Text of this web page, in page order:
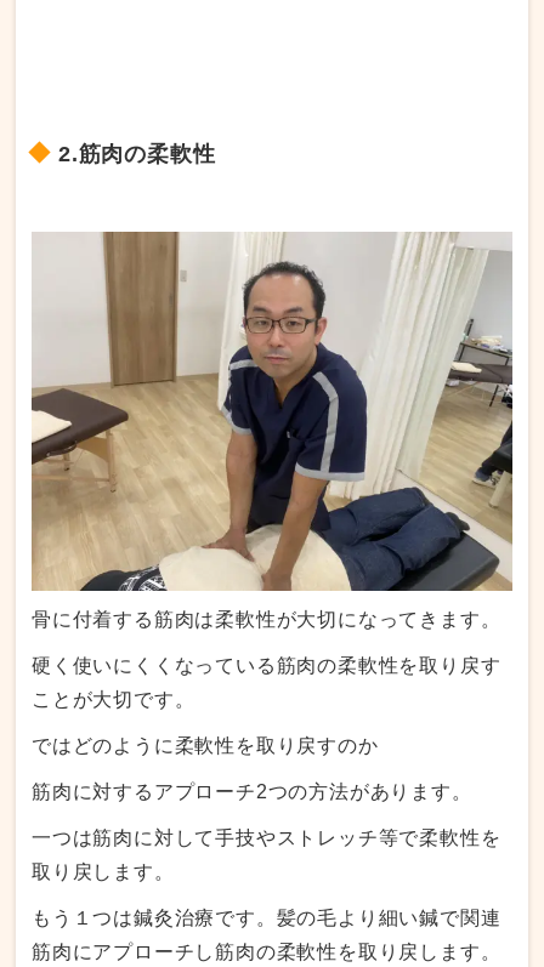
2.筋肉の柔軟性
骨に付着する筋肉は柔軟性が大切になってきます。
硬く使いにくくなっている筋肉の柔軟性を取り戻す
ことが大切です。
ではどのように柔軟性を取り戻すのか
筋肉に対するアプローチ2つの方法があります。
一つは筋肉に対して手技やストレッチ等で柔軟性を
取り戻します。
もう１つは鍼灸治療です。髪の毛より細い鍼で関連
筋肉にアプローチし筋肉の柔軟性を取り戻します。